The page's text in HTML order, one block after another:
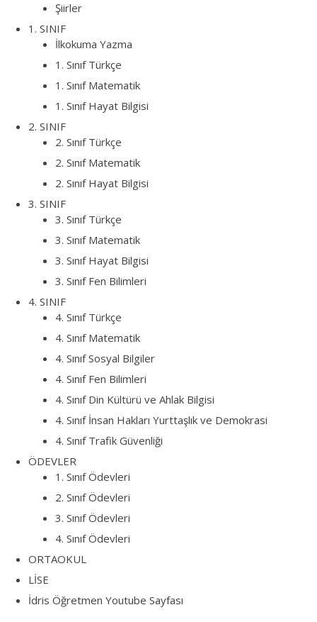
Şiirler
1. SINIF
İlkokuma Yazma
1. Sınıf Türkçe
1. Sınıf Matematik
1. Sınıf Hayat Bilgisi
2. SINIF
2. Sınıf Türkçe
2. Sınıf Matematik
2. Sınıf Hayat Bilgisi
3. SINIF
3. Sınıf Türkçe
3. Sınıf Matematik
3. Sınıf Hayat Bilgisi
3. Sınıf Fen Bilimleri
4. SINIF
4. Sınıf Türkçe
4. Sınıf Matematik
4. Sınıf Sosyal Bilgiler
4. Sınıf Fen Bilimleri
4. Sınıf Din Kültürü ve Ahlak Bilgisi
4. Sınıf İnsan Hakları Yurttaşlık ve Demokrasi
4. Sınıf Trafik Güvenliği
ÖDEVLER
1. Sınıf Ödevleri
2. Sınıf Ödevleri
3. Sınıf Ödevleri
4. Sınıf Ödevleri
ORTAOKUL
LİSE
İdris Öğretmen Youtube Sayfası